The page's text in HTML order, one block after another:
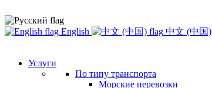
English 中文 (中国)
Услуги
По типу транспорта
Морские перевозки